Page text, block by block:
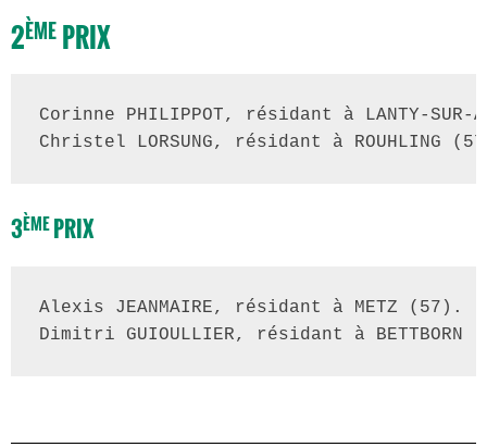
2ÈME PRIX
Corinne PHILIPPOT, résidant à LANTY-SUR-
Christel LORSUNG, résidant à ROUHLING
3ÈMEPRIX
Alexis JEANMAIRE, résidant à METZ (57).
Dimitri GUIOULLIER, résidant à BETTBORN